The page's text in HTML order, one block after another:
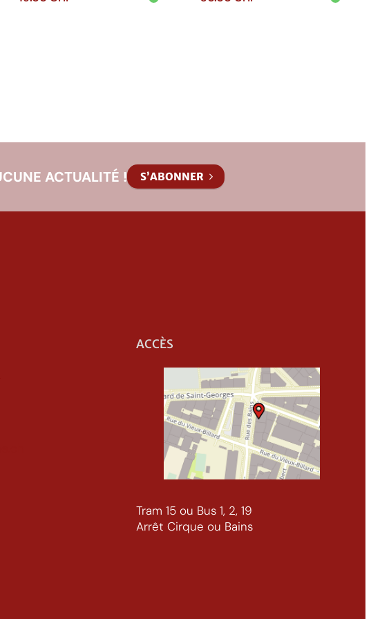
ACTUALITÉ ! S’ABONNER
ACCÈS
Tram 15 ou Bus 1, 2, 19
Arrêt Cirque ou Bains